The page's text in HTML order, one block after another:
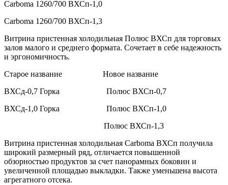
Carboma 1260/700 ВХСп-1,0
Carboma 1260/700 ВХСп-1,3
Витрина пристенная холодильная Полюс ВХСп для торговых
залов малого и среднего формата. Сочетает в себе надежность
и эргономичность.
Старое название Новое название
ВХСд-0,7 Горка Полюс ВХСп-0,7
ВХСд-1,0 Горка Полюс ВХСп-1,0
Полюс ВХСп-1,3
Витрина пристенная холодильная Carboma ВХСп получила
широкий размерный ряд, отличается повышенной
обзорностью продуктов за счет панорамных боковин и
увеличенной площадью выкладки. Также уменьшена высота
агрегатного отсека.